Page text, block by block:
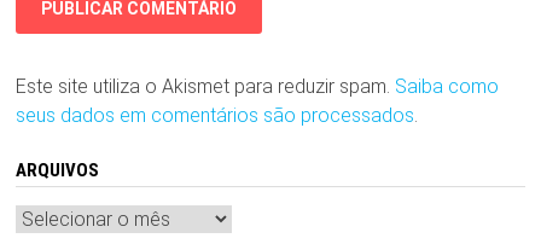
Este site utiliza o Akismet para reduzir spam. Saiba como
seus dados em comentários são processados.
ARQUIVOS
Arquivos